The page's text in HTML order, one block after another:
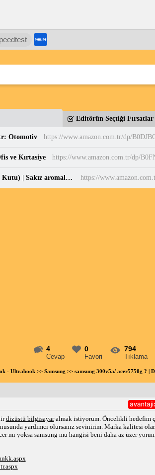
Editörün Seçtiği Fırsatlar
Otomotiv https://www.amazon.com.tr/dp/
ve Kırtasiye https://www.amazon.com.tr/dp/
Today Donut Bubblegum (Sakız Aromalı) Kek 35 Gr. 24 Adet (1 Kutu) | Sakız aromalı : Amazon.com.tr: Gıda Ürünleri https://
4
Cevap
0
Favori
794
Tıklama
- Ultrabook>> Samsung >> samsung 300v5a/ acer5750g ? |
dizüstü bilgisayaralmak istiyorum. Öncelikli hedefim
yardımcı olursanız sevinirim. Marka kalitesi
mı yoksa samsung mu hangisi beni daha az üzer